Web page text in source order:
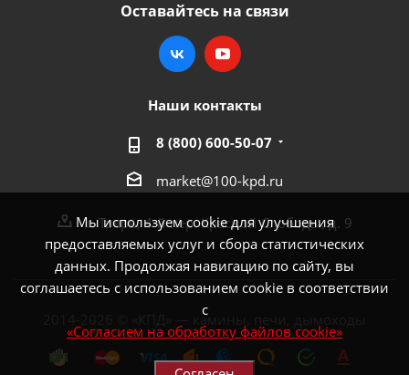
Мы используем cookie для улучшения
предоставляемых услуг и сбора статистических
данных. Продолжая навигацию по сайту, вы
соглашаетесь с использованием cookie в соответствии
с
«Согласием на обработку файлов cookie»
Оставайтесь на связи
Наши контакты
8 (800) 600-50-07
market@100-kpd.ru
г. Тверь, 4-й пер. Красной Слободы, д. 9
2014-2026 © «КПД» — камины, печи, дымоходы